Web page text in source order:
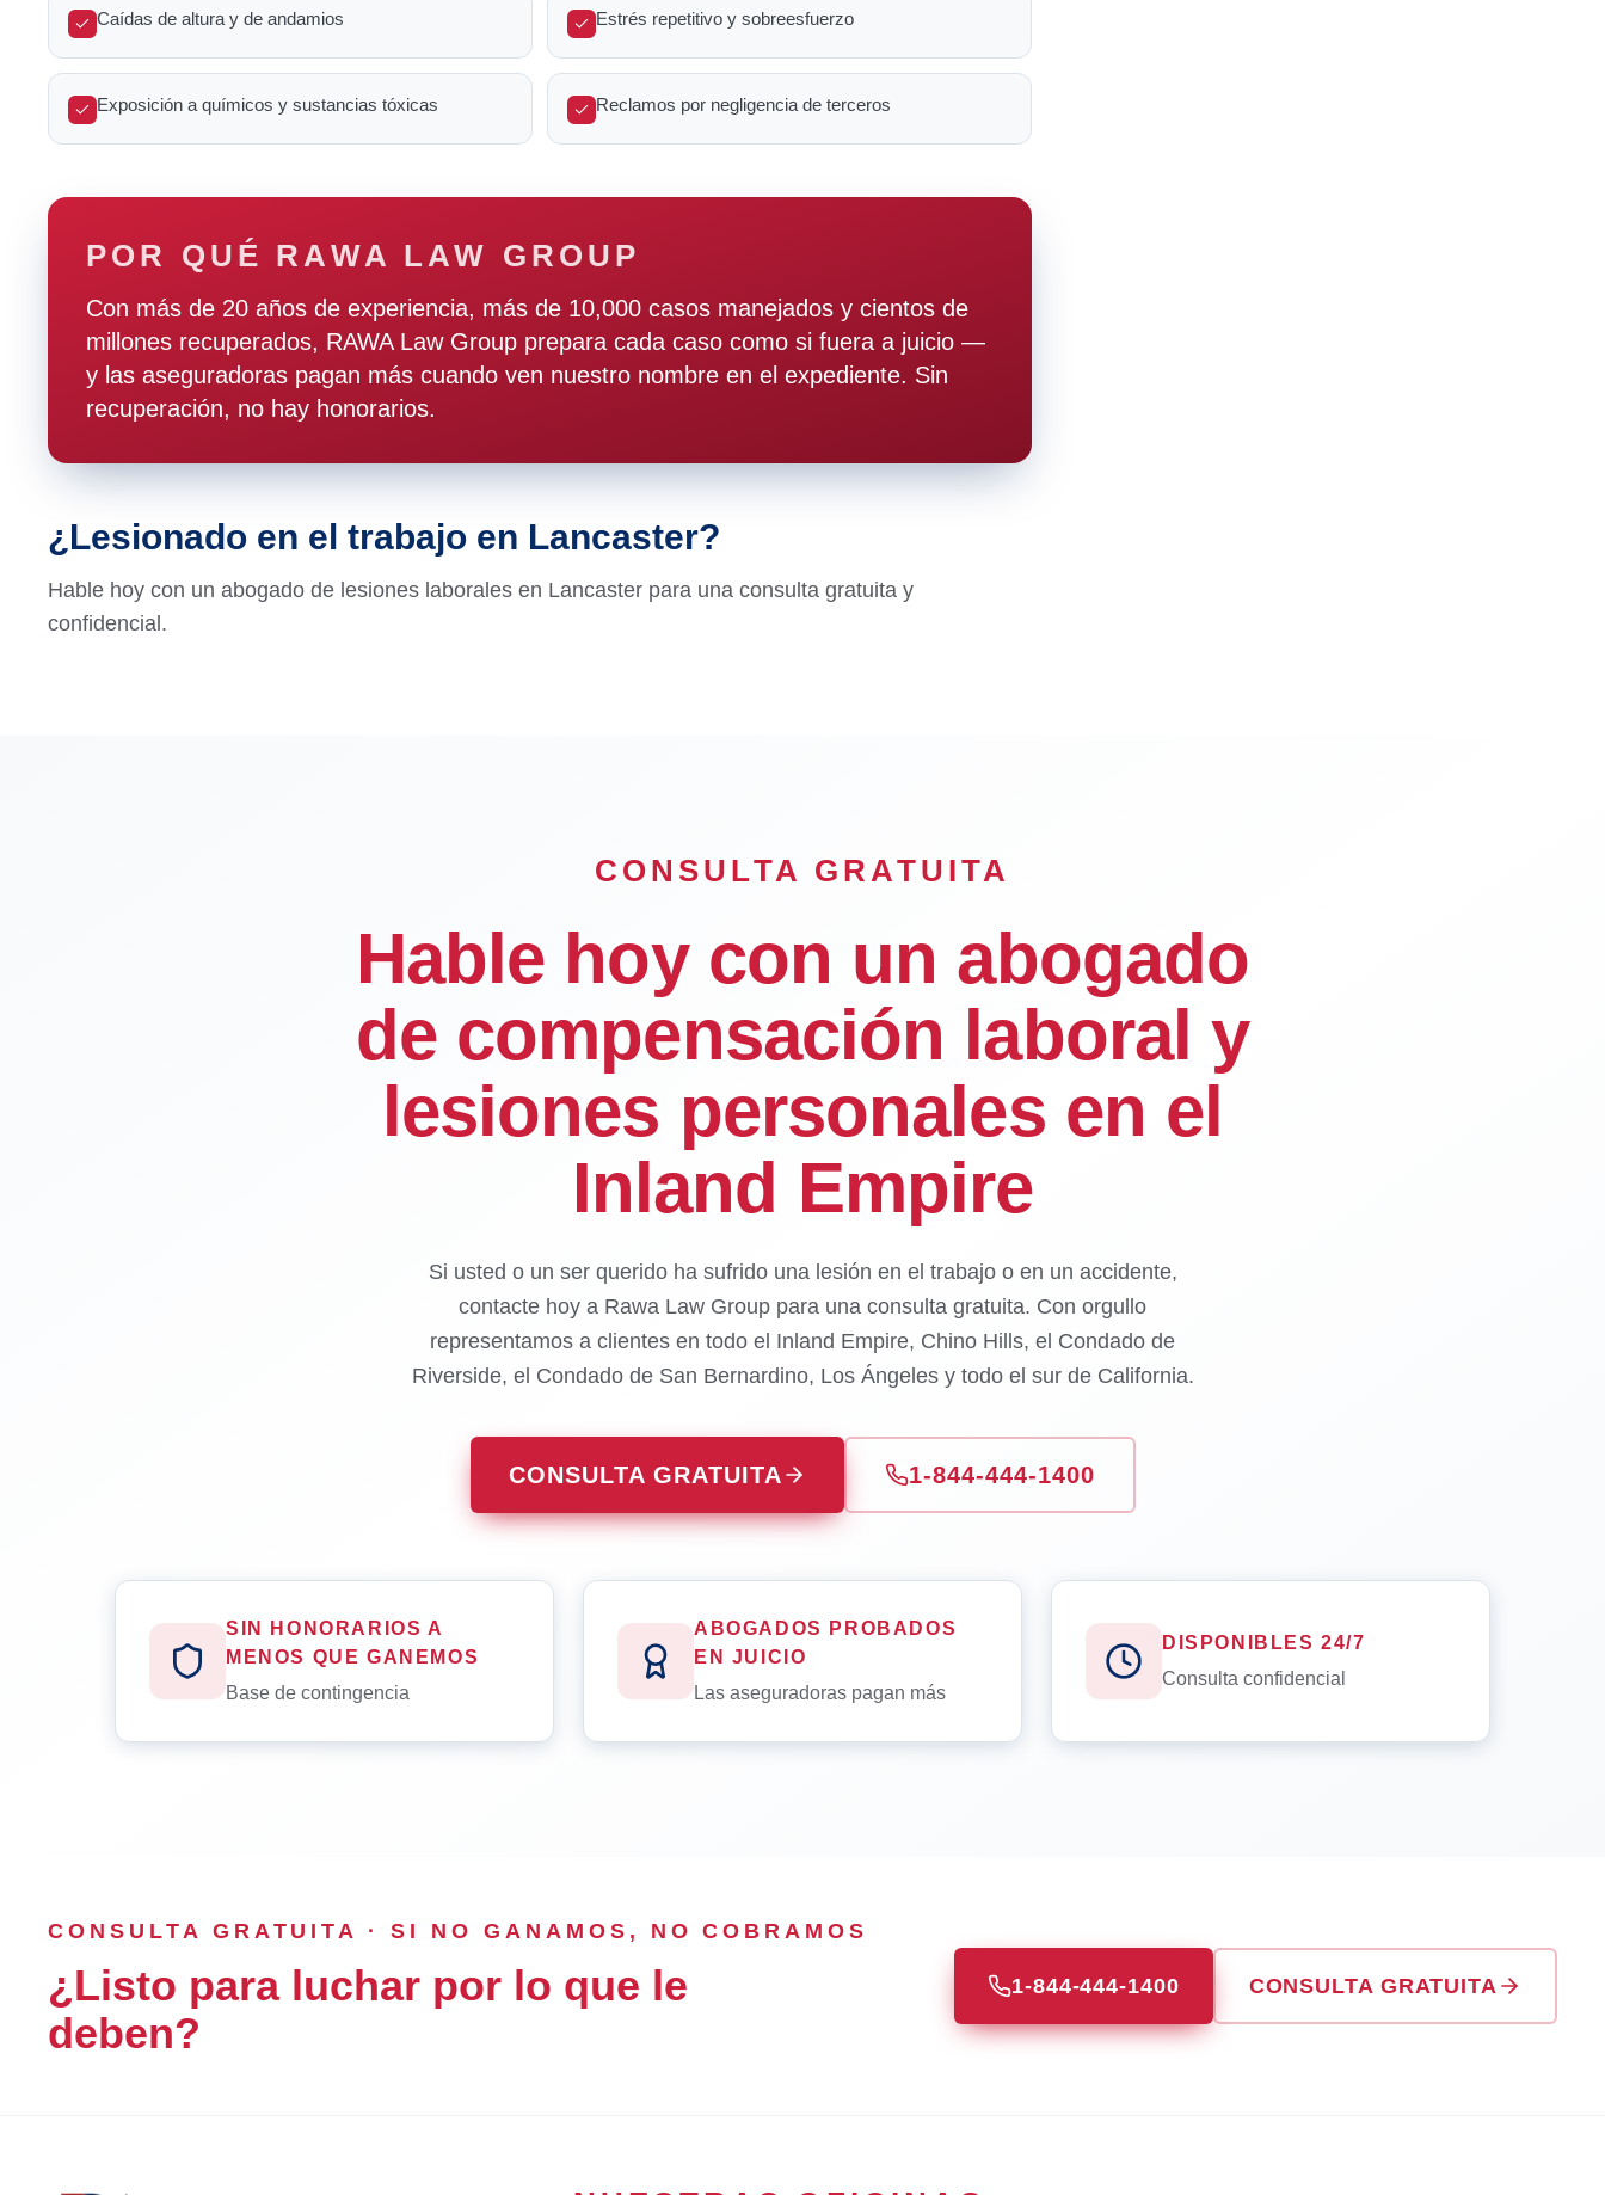
Caídas de altura y de andamios Estrés repetitivo y sobreesfuerzo
Exposición a químicos y sustancias tóxicas Reclamos por negligencia de terceros
POR QUÉ RAWA LAW GROUP
Con más de 20 años de experiencia, más de 10,000 casos manejados y cientos de
millones recuperados, RAWA Law Group prepara cada caso como si fuera a juicio —
y las aseguradoras pagan más cuando ven nuestro nombre en el expediente. Sin
recuperación, no hay honorarios.
¿Lesionado en el trabajo en Lancaster?
Hable hoy con un abogado de lesiones laborales en Lancaster para una consulta gratuita y
confidencial.
CONSULTA GRATUITA
Hable hoy con un abogado
de compensación laboral y
lesiones personales en el
Inland Empire
Si usted o un ser querido ha sufrido una lesión en el trabajo o en un accidente,
contacte hoy a Rawa Law Group para una consulta gratuita. Con orgullo
representamos a clientes en todo el Inland Empire, Chino Hills, el Condado de
Riverside, el Condado de San Bernardino, Los Ángeles y todo el sur de California.
CONSULTA GRATUITA 1-844-444-1400
SIN HONORARIOS A
MENOS QUE GANEMOS
Base de contingencia
ABOGADOS PROBADOS
EN JUICIO
Las aseguradoras pagan más
DISPONIBLES 24/7
Consulta confidencial
CONSULTA GRATUITA · SI NO GANAMOS, NO COBRAMOS
¿Listo para luchar por lo que le
deben?
1-844-444-1400 CONSULTA GRATUITA